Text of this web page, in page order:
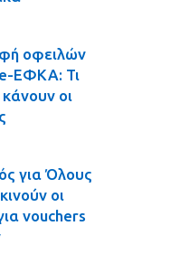
οφειλών
ΕΦΚΑ: Τι
οι
για Όλους
οι
vouchers